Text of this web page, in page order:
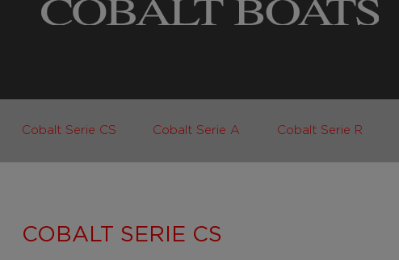
Cobalt Serie CS Cobalt Serie A Cobalt Serie R
COBALT SERIE CS